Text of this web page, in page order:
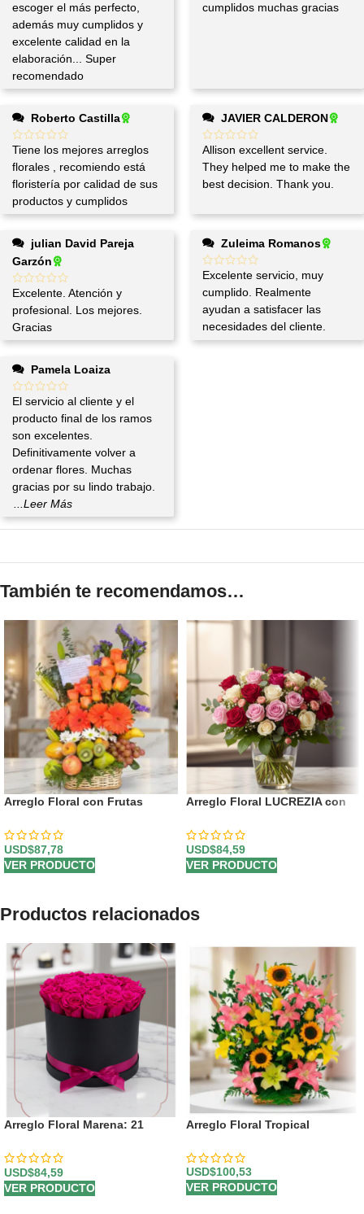
escoger el más perfecto,
además muy cumplidos y
excelente calidad en la
elaboración... Super
recomendado
cumplidos muchas gracias
Roberto Castilla
Tiene los mejores arreglos
florales , recomiendo está
floristería por calidad de sus
productos y cumplidos
JAVIER CALDERON
Allison excellent service.
They helped me to make the
best decision. Thank you.
Garzón
Excelente. Atención y
profesional. Los mejores.
Gracias
Zuleima Romanos
Excelente servicio, muy
cumplido. Realmente
ayudan a satisfacer las
necesidades del cliente.
Pamela Loaiza
El servicio al cliente y el
producto final de los ramos
son excelentes.
Definitivamente volver a
ordenar flores. Muchas
gracias por su lindo trabajo.
...Leer Más
También te recomendamos…
Arreglo Floral con Frutas
USD$87,78
VER PRODUCTO
Arreglo Floral LUCREZIA con
Románticos 🌹
USD$84,59
VER PRODUCTO
Productos relacionados
Arreglo Floral Marena: 21
Frescas ⚜️
USD$84,59
VER PRODUCTO
Arreglo Floral Tropical
USD$100,53
VER PRODUCTO